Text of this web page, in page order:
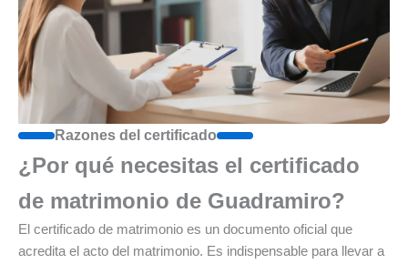
Razones del certificado
¿Por qué necesitas el certificado
de matrimonio de Guadramiro?
El certificado de matrimonio es un documento oficial que
acredita el acto del matrimonio. Es indispensable para llevar a